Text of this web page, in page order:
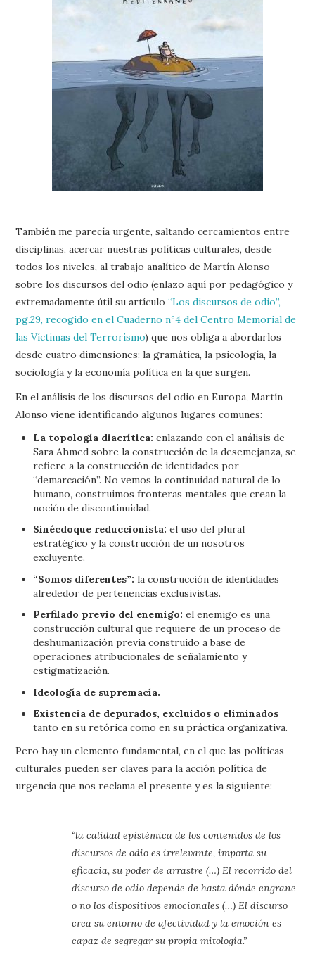
También me parecía urgente, saltando cercamientos entre
disciplinas, acercar nuestras políticas culturales, desde
todos los niveles, al trabajo analítico de Martín Alonso
sobre los discursos del odio (enlazo aquí por pedagógico y
extremadamente útil su artículo“Los discursos de odio”,
pg.29, recogido en el Cuaderno nº4 del Centro Memorial de
las Víctimas del Terrorismo) que nos obliga a abordarlos
desde cuatro dimensiones: la gramática, la psicología, la
sociología y la economía política en la que surgen.
En el análisis de los discursos del odio en Europa, Martín
Alonso viene identificando algunos lugares comunes:
La topología diacrítica: enlazando con el análisis de
Sara Ahmed sobre la construcción de la desemejanza, se
refiere a la construcción de identidades por
“demarcación”. No vemos la continuidad natural de lo
humano, construimos fronteras mentales que crean la
noción de discontinuidad.
Sinécdoque reduccionista: el uso del plural
estratégico y la construcción de un nosotros
excluyente.
“Somos diferentes”: la construcción de identidades
alrededor de pertenencias exclusivistas.
Perfilado previo del enemigo: el enemigo es una
construcción cultural que requiere de un proceso de
deshumanización previa construido a base de
operaciones atribucionales de señalamiento y
estigmatización.
Ideología de supremacía.
Existencia de depurados, excluidos o eliminados
tanto en su retórica como en su práctica organizativa.
Pero hay un elemento fundamental, en el que las políticas
culturales pueden ser claves para la acción política de
urgencia que nos reclama el presente y es la siguiente:
“la calidad epistémica de los contenidos de los
discursos de odio es irrelevante, importa su
eficacia, su poder de arrastre (…) El recorrido del
discurso de odio depende de hasta dónde engrane
o no los dispositivos emocionales (…) El discurso
crea su entorno de afectividad y la emoción es
capaz de segregar su propia mitología.”